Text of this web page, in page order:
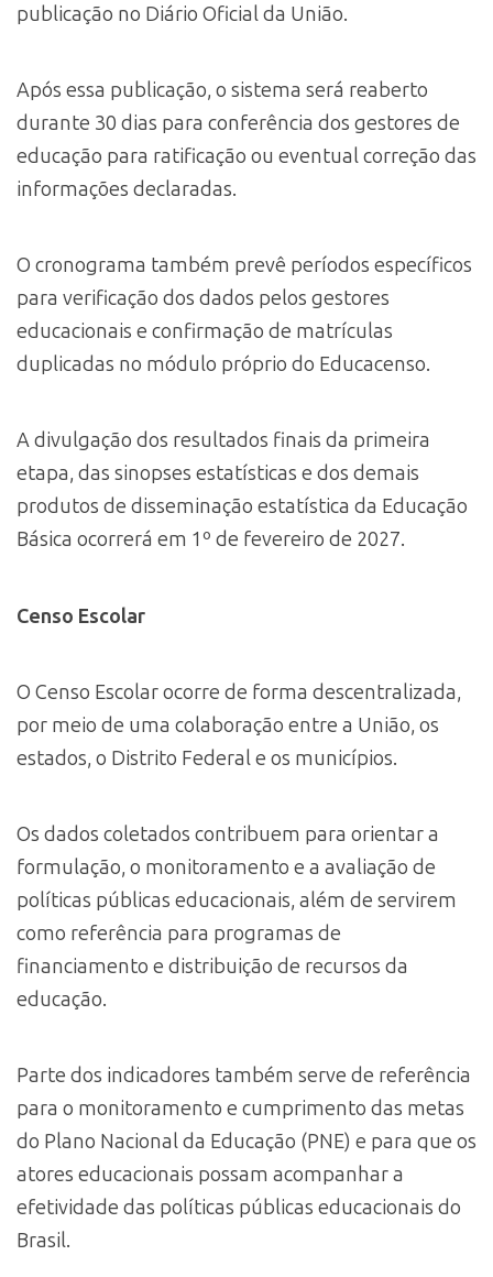
publicação no Diário Oficial da União.
Após essa publicação, o sistema será reaberto
durante 30 dias para conferência dos gestores de
educação para ratificação ou eventual correção das
informações declaradas.
O cronograma também prevê períodos específicos
para verificação dos dados pelos gestores
educacionais e confirmação de matrículas
duplicadas no módulo próprio do Educacenso.
A divulgação dos resultados finais da primeira
etapa, das sinopses estatísticas e dos demais
produtos de disseminação estatística da Educação
Básica ocorrerá em 1º de fevereiro de 2027.
Censo Escolar
O Censo Escolar ocorre de forma descentralizada,
por meio de uma colaboração entre a União, os
estados, o Distrito Federal e os municípios.
Os dados coletados contribuem para orientar a
formulação, o monitoramento e a avaliação de
políticas públicas educacionais, além de servirem
como referência para programas de
financiamento e distribuição de recursos da
educação.
Parte dos indicadores também serve de referência
para o monitoramento e cumprimento das metas
do Plano Nacional da Educação (PNE) e para que os
atores educacionais possam acompanhar a
efetividade das políticas públicas educacionais do
Brasil.